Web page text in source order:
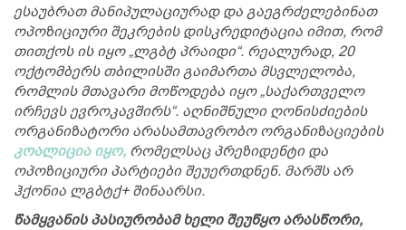
ესაუბრათ მანიპულაციურად და გაეგრძელებინათ
ოპოზიციური შეკრების დისკრედიტაცია იმით, რომ
თითქოს ის იყო „ლგბტ პრაიდი“. რეალურად, 20
ოქტომბერს თბილისში გაიმართა მსვლელობა,
რომლის მთავარი მოწოდება იყო „საქართველო
ირჩევს ევროკავშირს“. აღნიშნული ღონისძიების
ორგანიზატორი არასამთავრობო ორგანიზაციების
კოალიცია იყო, რომელსაც პრეზიდენტი და
ოპოზიციური პარტიები შეუერთდნენ. მარშს არ
ჰქონია ლგბტქ+ შინაარსი.
წამყვანის პასიურობამ ხელი შეუწყო არასწორი,